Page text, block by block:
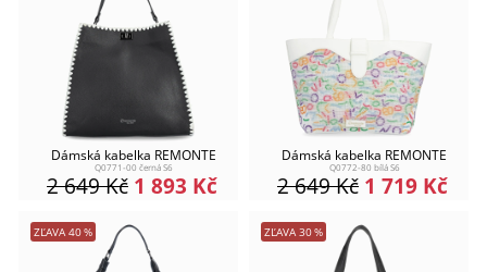
Dámská kabelka REMONTE
Q0771-00 černá S6
1 893 Kč
2 649Kč
Dámská kabelka REMONTE
Q0772-80 bílá S6
1 719 Kč
2 649Kč
ZĽAVA 40% ZĽAVA 30%